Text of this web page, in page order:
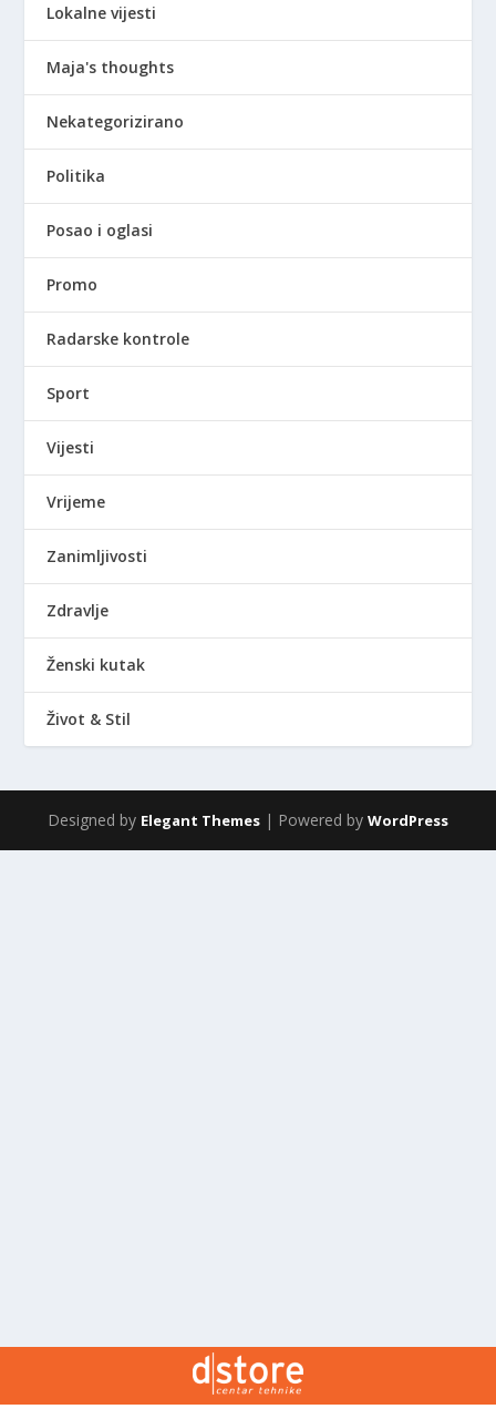
Lokalne vijesti
Maja's thoughts
Nekategorizirano
Politika
Posao i oglasi
Promo
Radarske kontrole
Sport
Vijesti
Vrijeme
Zanimljivosti
Zdravlje
Ženski kutak
Život & Stil
Designed by Elegant Themes | Powered by WordPress